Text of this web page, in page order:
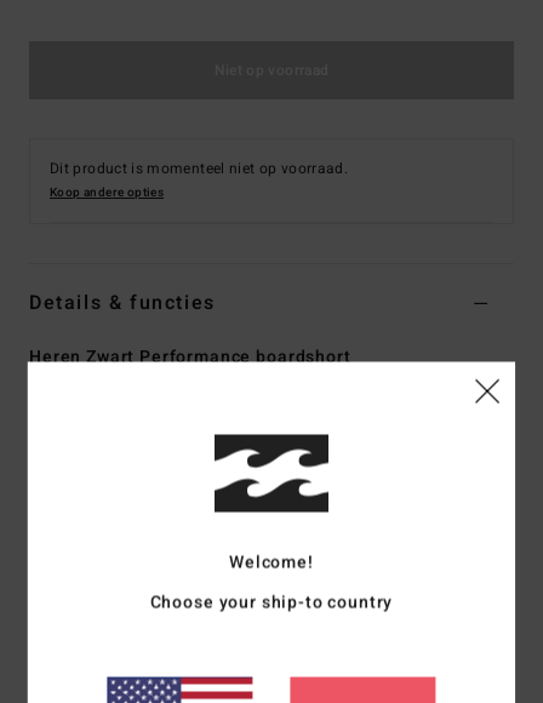
Dit product is momenteel niet op voorraad.
Koop andere opties
Details & functies
Heren Zwart Performance boardshort
Recycler 4-way stretch stof van 90% gerecycled
Superprestatiegerichte stof gemaakt van gerecyclede
plastic PET flessen
lichte en sneldrogende stof
Welcome!
Choose your ship-to country